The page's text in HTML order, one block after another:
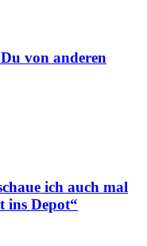
von anderen
ich auch mal
ins Depot“